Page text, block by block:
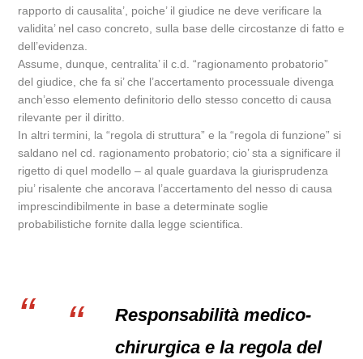
rapporto di causalita’, poiche’ il giudice ne deve verificare la
validita’ nel caso concreto, sulla base delle circostanze di fatto e
dell’evidenza.
Assume, dunque, centralita’ il c.d. “ragionamento probatorio”
del giudice, che fa si’ che l’accertamento processuale divenga
anch’esso elemento definitorio dello stesso concetto di causa
rilevante per il diritto.
In altri termini, la “regola di struttura” e la “regola di funzione” si
saldano nel cd. ragionamento probatorio; cio’ sta a significare il
rigetto di quel modello – al quale guardava la giurisprudenza
piu’ risalente che ancorava l’accertamento del nesso di causa
imprescindibilmente in base a determinate soglie
probabilistiche fornite dalla legge scientifica.
Responsabilità medico-
chirurgica e la regola del